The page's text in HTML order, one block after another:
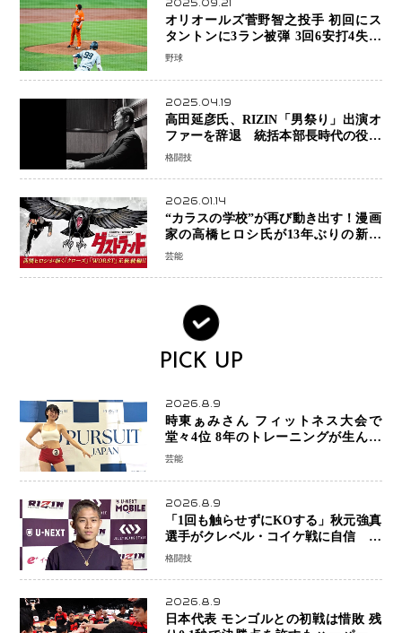
2025.09.21
オリオールズ菅野智之投手 初回にス
タントンに3ラン被弾 3回6安打4失点
で降板
野球
2025.04.19
高田延彦氏、RIZIN「男祭り」出演オ
ファーを辞退 統括本部長時代の役目
「すでに終えています」と明言
格闘技
2026.01.14
“カラスの学校”が再び動き出す！漫画
家の高橋ヒロシ氏が13年ぶりの新章
『ダストランド』始動
芸能
PICK UP
2026.8.9
時東ぁみさん フィットネス大会で
堂々4位 8年のトレーニングが生んだ
健康美「4位になってホッとしていま
芸能
2026.8.9
「1回も触らせずにKOする」秋元強真
選手がクレベル・コイケ戦に自信 青
木真也と2カ月の寝技対策「引き込ま
格闘技
2026.8.9
日本代表 モンゴルとの初戦は惜敗 残